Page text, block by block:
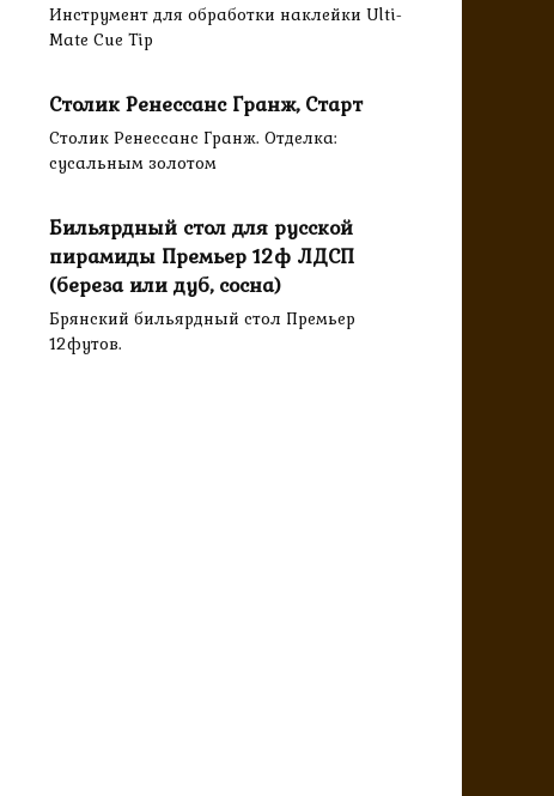
Инструмент для обработки наклейки Ulti-
Mate Cue Tip
Столик Ренессанс Гранж, Старт
Столик Ренессанс Гранж. Отделка:
сусальным золотом
Бильярдный стол для русской
пирамиды Премьер 12ф ЛДСП
(береза или дуб, сосна)
Брянский бильярдный стол Премьер
12футов.